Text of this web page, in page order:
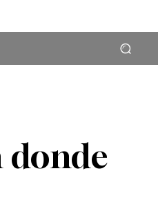
donde